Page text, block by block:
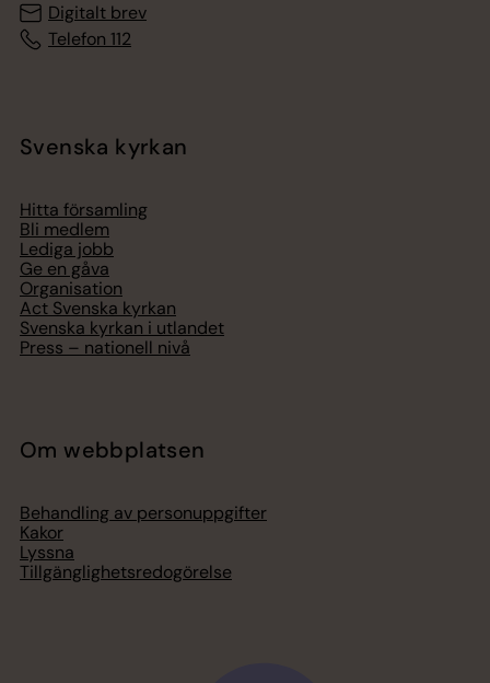
Digitalt brev
Telefon 112
Svenska kyrkan
Hitta församling
Bli medlem
Lediga jobb
Ge en gåva
Organisation
Act Svenska kyrkan
Svenska kyrkan i utlandet
Press – nationell nivå
Om webbplatsen
Behandling av personuppgifter
Kakor
Lyssna
Tillgänglighetsredogörelse